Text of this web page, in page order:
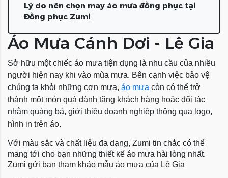
Lý do nên chọn may áo mưa đồng phục tại
Đồng phục Zumi
Áo Mưa Cánh Dơi - Lê Gia
Sở hữu một chiếc áo mưa tiện dụng là nhu cầu của nhiều
người hiện nay khi vào mùa mưa. Bên cạnh việc bảo vệ
chúng ta khỏi những cơn mưa, áo mưa còn có thể trở
thành một món quà dành tặng khách hàng hoặc đối tác
nhằm quảng bá, giới thiệu doanh nghiệp thông qua logo,
hình in trên áo.
Với màu sắc và chất liệu đa dạng, Zumi tin chắc có thể
mang tới cho bạn những thiết kế áo mưa hài lòng nhất.
Zumi gửi bạn tham khảo mẫu áo mưa của Lê Gia